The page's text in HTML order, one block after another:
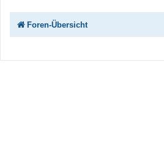
Foren-Übersicht